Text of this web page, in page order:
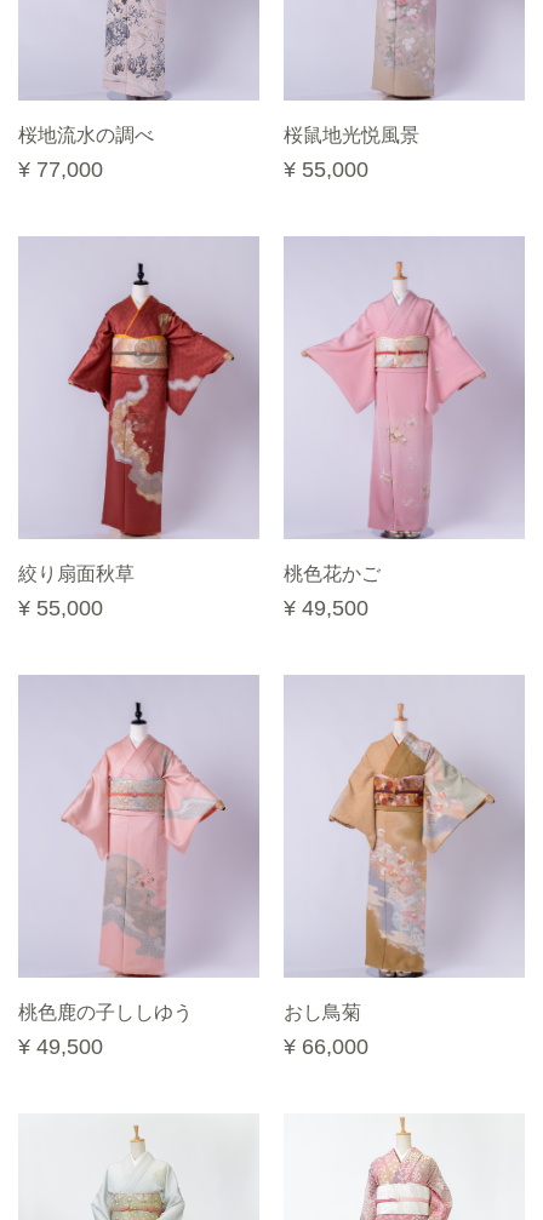
桜地流水の調べ
¥ 77,000
桜鼠地光悦風景
¥ 55,000
絞り扇面秋草
¥ 55,000
桃色花かご
¥ 49,500
桃色鹿の子ししゆう
¥ 49,500
おし鳥菊
¥ 66,000